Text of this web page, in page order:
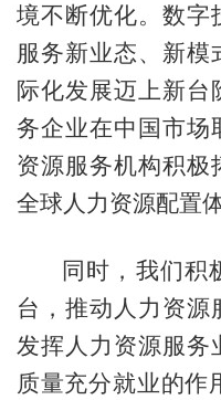
境不断优化。数字
服务新业态、新模
际化发展迈上新台
务企业在中国市场
资源服务机构积极
全球人力资源配置体
同时，我们积
台，推动人力资
发挥人力资源服务
质量充分就业的作